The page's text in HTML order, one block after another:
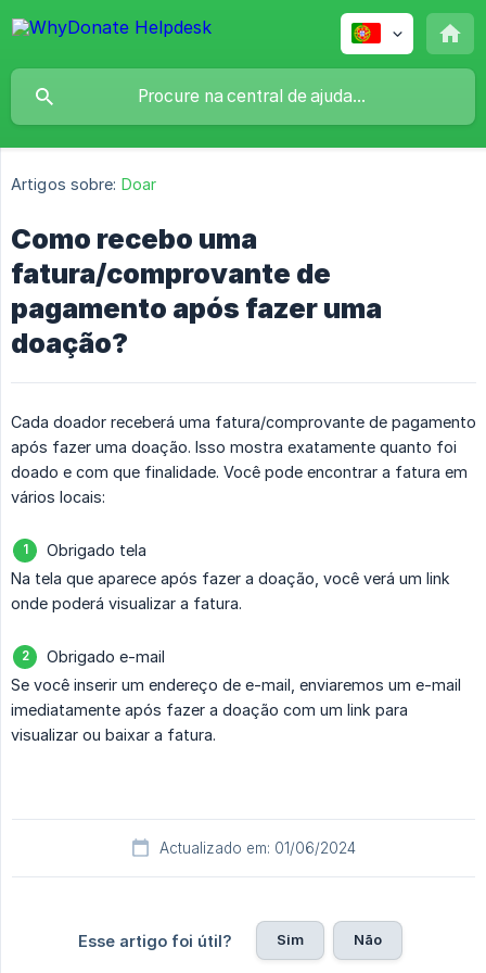
Artigos sobre: Doar
Como recebo uma
fatura/comprovante de
pagamento após fazer uma
doação?
Cada doador receberá uma fatura/comprovante de pagamento
após fazer uma doação. Isso mostra exatamente quanto foi
doado e com que finalidade. Você pode encontrar a fatura em
vários locais:
Obrigado tela
Na tela que aparece após fazer a doação, você verá um link
onde poderá visualizar a fatura.
Obrigado e-mail
Se você inserir um endereço de e-mail, enviaremos um e-mail
imediatamente após fazer a doação com um link para
visualizar ou baixar a fatura.
Actualizado em: 01/06/2024
Esse artigo foi útil? Sim Não